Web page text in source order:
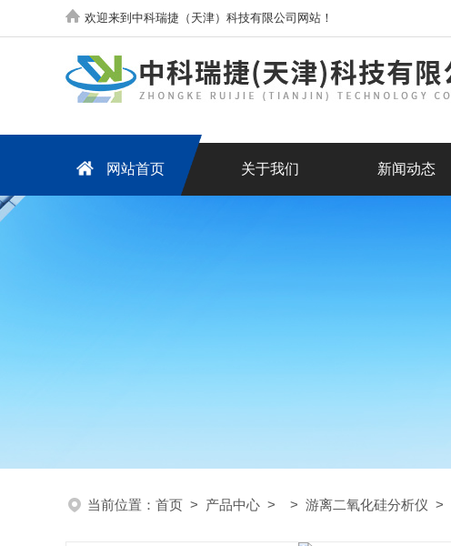
欢迎来到中科瑞捷（天津）科技有限公司网站！
网站首页 关于我们 新闻动态
当前位置： 首页 > 产品中心 > > 游离二氧化硅分析仪 >